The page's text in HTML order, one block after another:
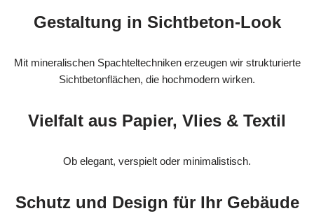
Gestaltung in Sichtbeton-Look
Mit mineralischen Spachteltechniken erzeugen wir strukturierte
Sichtbetonflächen, die hochmodern wirken.
Vielfalt aus Papier, Vlies & Textil
Ob elegant, verspielt oder minimalistisch.
Schutz und Design für Ihr Gebäude